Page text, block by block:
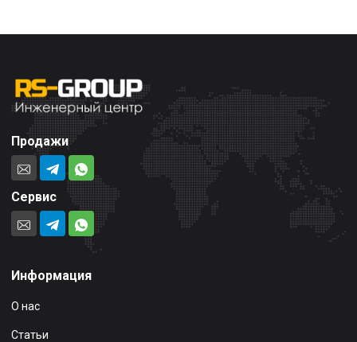
Продажи
Сервис
Информация
О нас
Статьи